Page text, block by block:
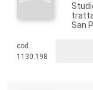
San
cod.
1130.198